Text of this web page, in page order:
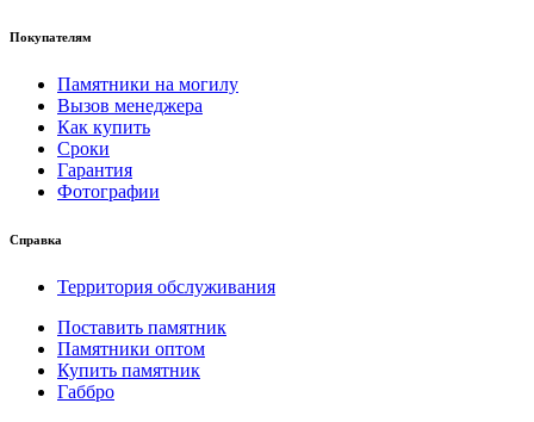
Покупателям
Памятники на могилу
Вызов менеджера
Как купить
Сроки
Гарантия
Фотографии
Справка
Территория обслуживания
Поставить памятник
Памятники оптом
Купить памятник
Габбро